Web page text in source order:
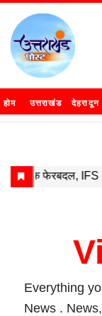
होम उत्तराखंड देहरादून
Everything
News .